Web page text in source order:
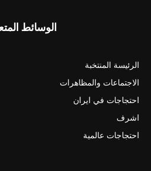
الوسائط
الرئيسة المنتخبة
الاجتماعات والمظاهرات
احتجاجات في ايران
اشرف
احتجاجات عالمية